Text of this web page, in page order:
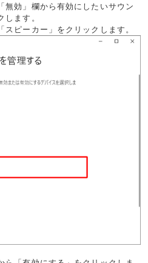
無効」欄から有効にしたいサウン
します。
スピーカー」をクリックします。